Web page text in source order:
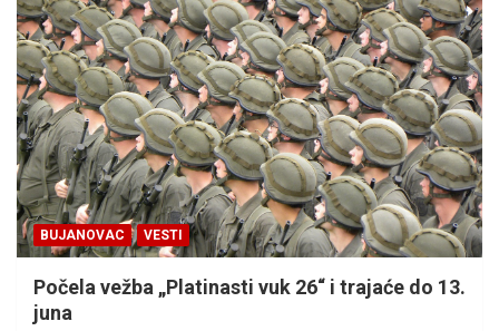
BUJANOVAC VESTI
Počela vežba „Platinasti vuk 26“ i trajaće do 13.
juna